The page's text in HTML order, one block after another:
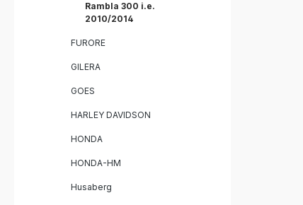
Rambla 300 i.e.
2010/2014
FURORE
GILERA
GOES
HARLEY DAVIDSON
HONDA
HONDA-HM
Husaberg